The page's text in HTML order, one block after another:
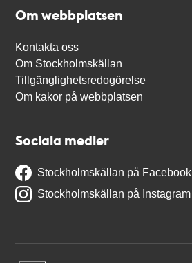
Om webbplatsen
Kontakta oss
Om Stockholmskällan
Tillgänglighetsredogörelse
Om kakor på webbplatsen
Sociala medier
Stockholmskällan på Facebook
Stockholmskällan på Instagram